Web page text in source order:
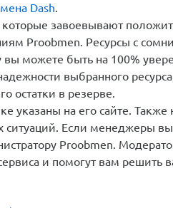
Dash.
завоевывают
Proobmen. Ресурсы с
вы можете быть на 100%
выбранного
остатки в резерве.
указаны на его сайте.
ситуаций. Если менеджеры
Proobmen.
и помогут вам решить